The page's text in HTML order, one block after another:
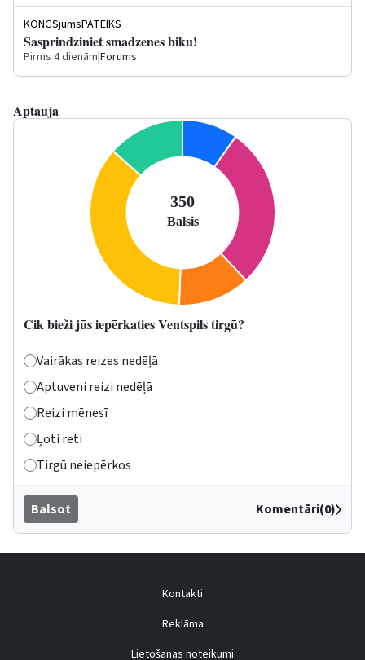
KONGSjumsPATEIKS
Sasprindziniet smadzenes biku!
Pirms 4 dienām|Forums
Aptauja
Cik bieži jūs iepērkaties Ventspils tirgū?
Vairākas reizes nedēļā
Aptuveni reizi nedēļā
Reizi mēnesī
Ļoti reti
Tirgū neiepērkos
Balsot Komentāri(0)
Kontakti
Reklāma
Lietošanas noteikumi